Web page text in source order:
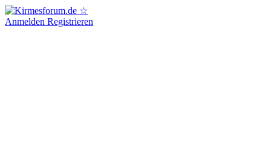
Anmelden Registrieren